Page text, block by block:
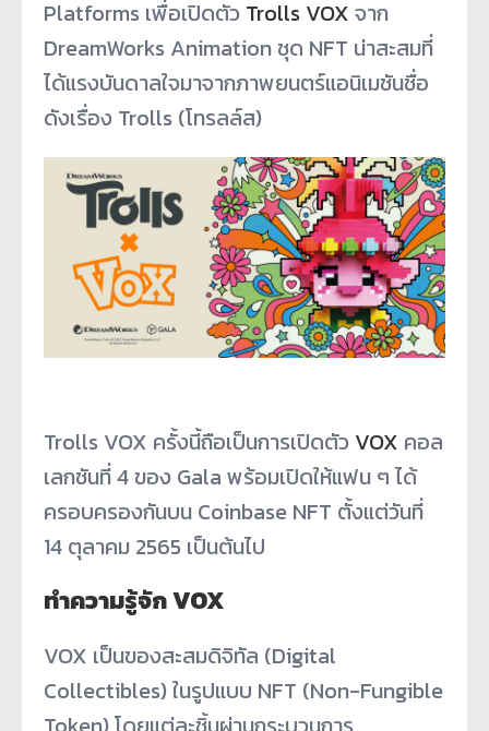
Platforms เพื่อเปิดตัว Trolls VOX จาก
DreamWorks Animation ชุด NFT น่าสะสมที่
ได้แรงบันดาลใจมาจากภาพยนตร์แอนิเมชันชื่อ
ดังเรื่อง Trolls (โทรลล์ส)
Trolls VOX ครั้งนี้ถือเป็นการเปิดตัว VOX คอล
เลกชันที่ 4 ของ Gala พร้อมเปิดให้แฟน ๆ ได้
ครอบครองกันบน Coinbase NFT ตั้งแต่วันที่
14 ตุลาคม 2565 เป็นต้นไป
ทำความรู้จัก VOX
VOX เป็นของสะสมดิจิทัล (Digital
Collectibles) ในรูปแบบ NFT (Non-Fungible